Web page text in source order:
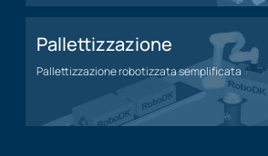
Pallettizzazione
Pallettizzazione robotizzata semplificata
Applicazione di pallettizzazione